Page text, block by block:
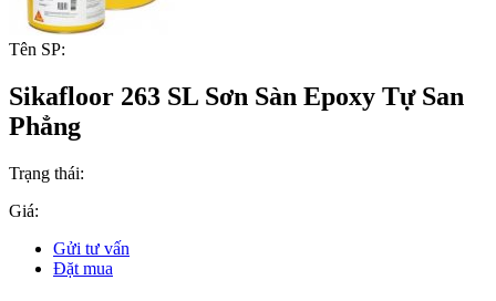
Tên SP:
Sikafloor 263 SL Sơn Sàn Epoxy Tự San
Phẳng
Trạng thái:
Giá:
Gửi tư vấn
Đặt mua